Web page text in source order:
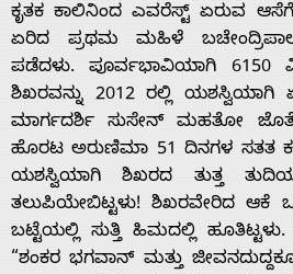
ಕೃತಕ ಕಾಲಿನಿಂದ ಎವರೆಸ್ಟ್ ಏರುವ
ಏರಿದ ಪ್ರಥಮ ಮಹಿಳೆ
ಪಡೆದಳು. ಪೂರ್ವಭಾವಿಯಾಗಿ
ಶಿಖರವನ್ನು 2012 ರಲ್ಲಿ ಯಶಸ್ವಿಯಾಗಿ
ಮಾರ್ಗದರ್ಶಿ ಸುಸೇನ್ ಮಹತೋ
ಹೊರಟ ಅರುಣಿಮಾ 51 ದಿನಗಳ ಸತತ
ಯಶಸ್ವಿಯಾಗಿ ಶಿಖರದ ತುತ್ತ
ತಲುಪಿಯೇಬಿಟ್ಟಳು! ಶಿಖರವೇರಿದ ಆಕೆ
ಬಟ್ಟೆಯಲ್ಲಿ ಸುತ್ತಿ ಹಿಮದಲ್ಲಿ
“ಶಂಕರ ಭಗವಾನ್ ಮತ್ತು